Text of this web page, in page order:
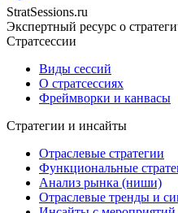
StratSessions.ru
Экспертный ресурс о
Стратсессии
Виды сессий
О стратсессиях
Фреймворки и канвасы
Стратегии и инсайты
Отраслевые стратегии
Функциональные
Анализ рынка (ниши)
Отраслевые тренды и